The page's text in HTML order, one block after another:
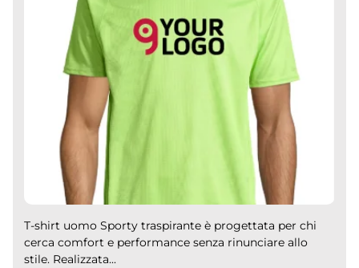
T-shirt uomo Sporty traspirante è progettata per chi
cerca comfort e performance senza rinunciare allo
stile. Realizzata...